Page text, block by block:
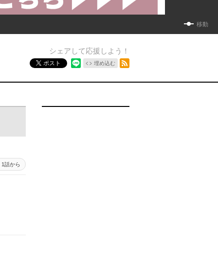
移動
シェアして応援しよう！
ポスト 埋め込む
1話から